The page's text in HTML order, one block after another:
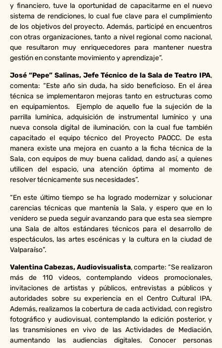
y financiero, tuve la oportunidad de capacitarme en el nuevo
sistema de rendiciones, lo cual fue clave para el cumplimiento
de los objetivos del proyecto. Además, participé en encuentros
con otras organizaciones, tanto a nivel regional como nacional,
que resultaron muy enriquecedores para mantener nuestra
gestión en constante movimiento y aprendizaje”.
José “Pepe” Salinas, Jefe Técnico de la Sala de Teatro IPA,
comenta: “Este año sin duda, ha sido beneficioso. En el área
técnica se implementaron mejoras tanto en estructuras como
en equipamientos. Ejemplo de aquello fue la sujeción de la
parrilla lumínica, adquisición de instrumental lumínico y una
nueva consola digital de iluminación, con la cual fue también
capacitado el equipo técnico del Proyecto PAOCC. De esta
manera existe una mejora en cuanto a la ficha técnica de la
Sala, con equipos de muy buena calidad, dando así, a quienes
utilicen del espacio, una atención óptima al momento de
resolver técnicamente sus necesidades”.
“En este último tiempo se ha logrado modernizar y solucionar
carencias técnicas que mantenía la Sala, y espero que en lo
venidero se pueda seguir avanzando para que esta sea siempre
una Sala de altos estándares técnicos para el desarrollo de
espectáculos, las artes escénicas y la cultura en la ciudad de
Valparaíso”.
Valentina Cabezas, Audiovisualista, comparte: “Se realizaron
más de 110 videos, contemplando videos promocionales,
invitaciones de artistas y públicos, entrevistas a públicos y
autoridades sobre su experiencia en el Centro Cultural IPA.
Además, realizamos la cobertura de cada actividad, con registro
fotográfico y audiovisual, contemplando la edición posterior, y
las transmisiones en vivo de las Actividades de Mediación,
aumentando las audiencias digitales. Conocer personas